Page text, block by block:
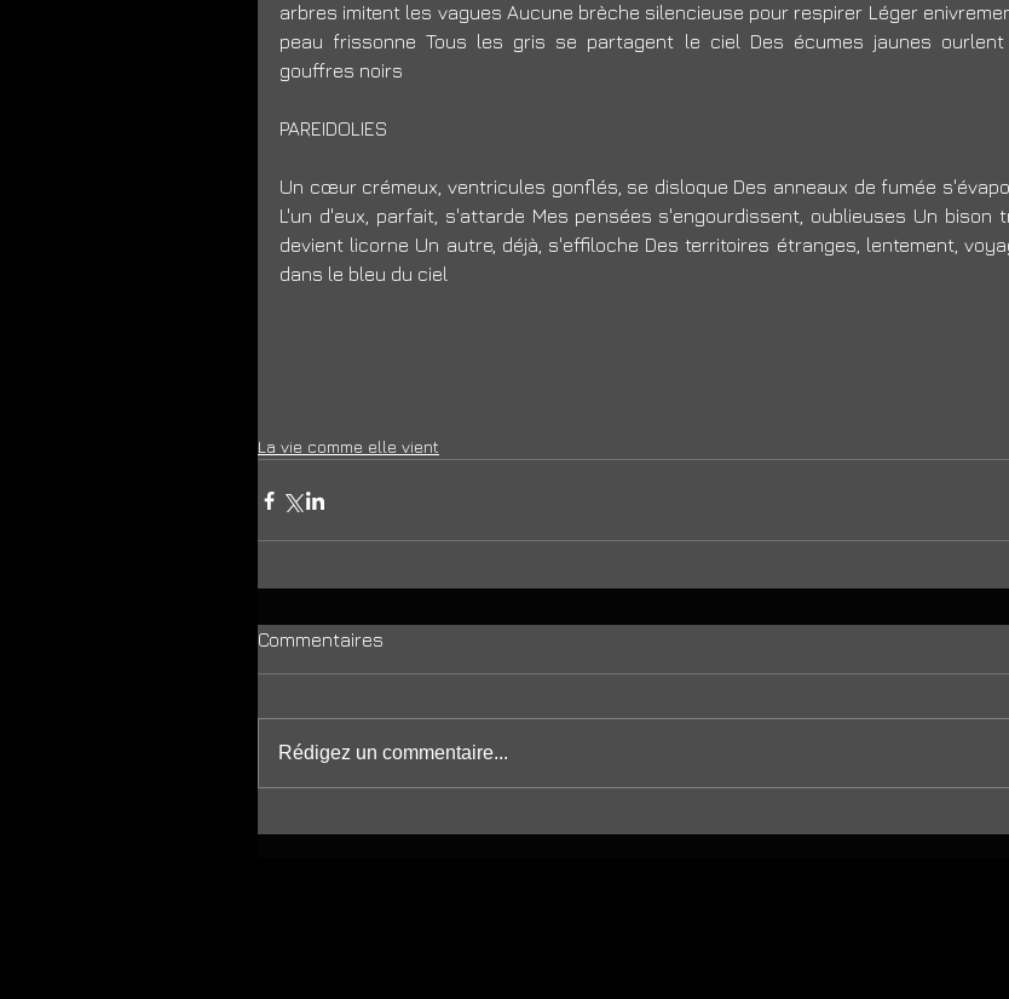
arbres imitent les vagues Aucune brèche silencieuse pour respirer Léger
peau frissonne Tous les gris se partagent le ciel Des écumes jaunes ourlent
gouffres noirs
PAREIDOLIES
Un cœur crémeux, ventricules gonflés, se disloque Des anneaux de fumée
L'un d'eux, parfait, s'attarde Mes pensées s'engourdissent, oublieuses Un bison
devient licorne Un autre, déjà, s'effiloche Des territoires étranges, lentement,
dans le bleu du ciel
La vie comme elle vient
Commentaires
Rédigez un commentaire...